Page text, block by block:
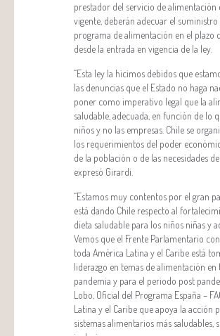
prestador del servicio de
vigente, deberán adecuar el suministro
programa de alimentación en el plazo
desde la entrada en vigencia de la ley.
“Esta ley la hicimos debidos que
las denuncias que el Estado no haga
poner como imperativo legal que la
saludable, adecuada, en función de lo
niños y no las empresas. Chile se
los requerimientos del poder
de la población o de las necesidades de
expresó Girardi.
“Estamos muy contentos por el gran
está dando Chile respecto al
dieta saludable para los niños niñas y
Vemos que el Frente Parlamentario
toda América Latina y el Caribe está
liderazgo en temas de alimentación en
pandemia y para el periodo post
Lobo, Oficial del Programa España –
Latina y el Caribe que apoya la acción
sistemas alimentarios más saludables,